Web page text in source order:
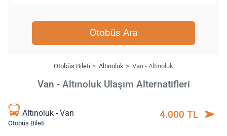
Otobüs Ara
Otobüs Bileti Altınoluk Van - Altınoluk
Van - Altınoluk Ulaşım Alternatifleri
Altınoluk - Van
Otobüs Bileti
4.000 TL